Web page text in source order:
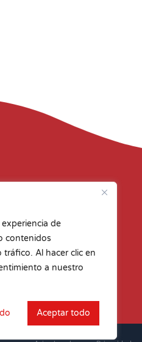
de
contenidos
Al hacer clic en
a nuestro
Aceptar todo
Renting y renting
Elige tu renting